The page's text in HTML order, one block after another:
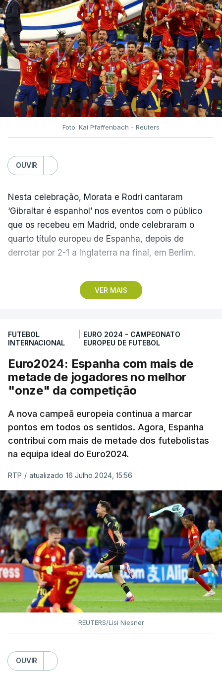
Foto: Kai Pfaffenbach - Reuters
OUVIR
VER MAIS
Nesta celebração, Morata e Rodri cantaram
‘Gibraltar é espanhol’ nos eventos com o público
que os recebeu em Madrid, onde celebraram o
quarto título europeu de Espanha, depois de
derrotar por 2-1 a Inglaterra na final, em Berlim.
A Associação de Futebol de Gibraltar (GFA)
apresentou uma queixa oficial à UEFA na terça-
“insultuosa” e “inaceitável”, acrescentando que “no
natureza”.
O governo de Gibraltar mostrou-se “desapontado”
“comentários obsoletos sobre Gibraltar”, tendo este
gesto sido uma “mistura desnecessária de um
sucesso desportivo com declarações políticas
discriminatórias”.
A UEFA admitiu Gibraltar, que é um território
ultramarino britânico na costa sul de Espanha,
como membro de pleno direito em maio de 2013,
na sequência de uma decisão do Tribunal Arbitral
do Desporto (TAS) e contra a Real Federação
Espanhola de Futebol (RFEF) e o governo espanhol.
FUTEBOL
INTERNACIONAL
EURO 2024 - CAMPEONATO
EUROPEU DE FUTEBOL
Euro2024: Espanha com mais de
metade de jogadores no melhor
"onze" da competição
A nova campeã europeia continua a marcar
pontos em todos os sentidos. Agora, Espanha
contribui com mais de metade dos futebolistas
na equipa ideal do Euro2024.
RTP / atualizado 16 Julho 2024, 15:56
REUTERS/Lisi Niesner
OUVIR